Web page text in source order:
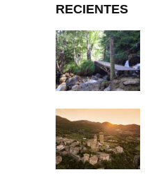
RECIENTES